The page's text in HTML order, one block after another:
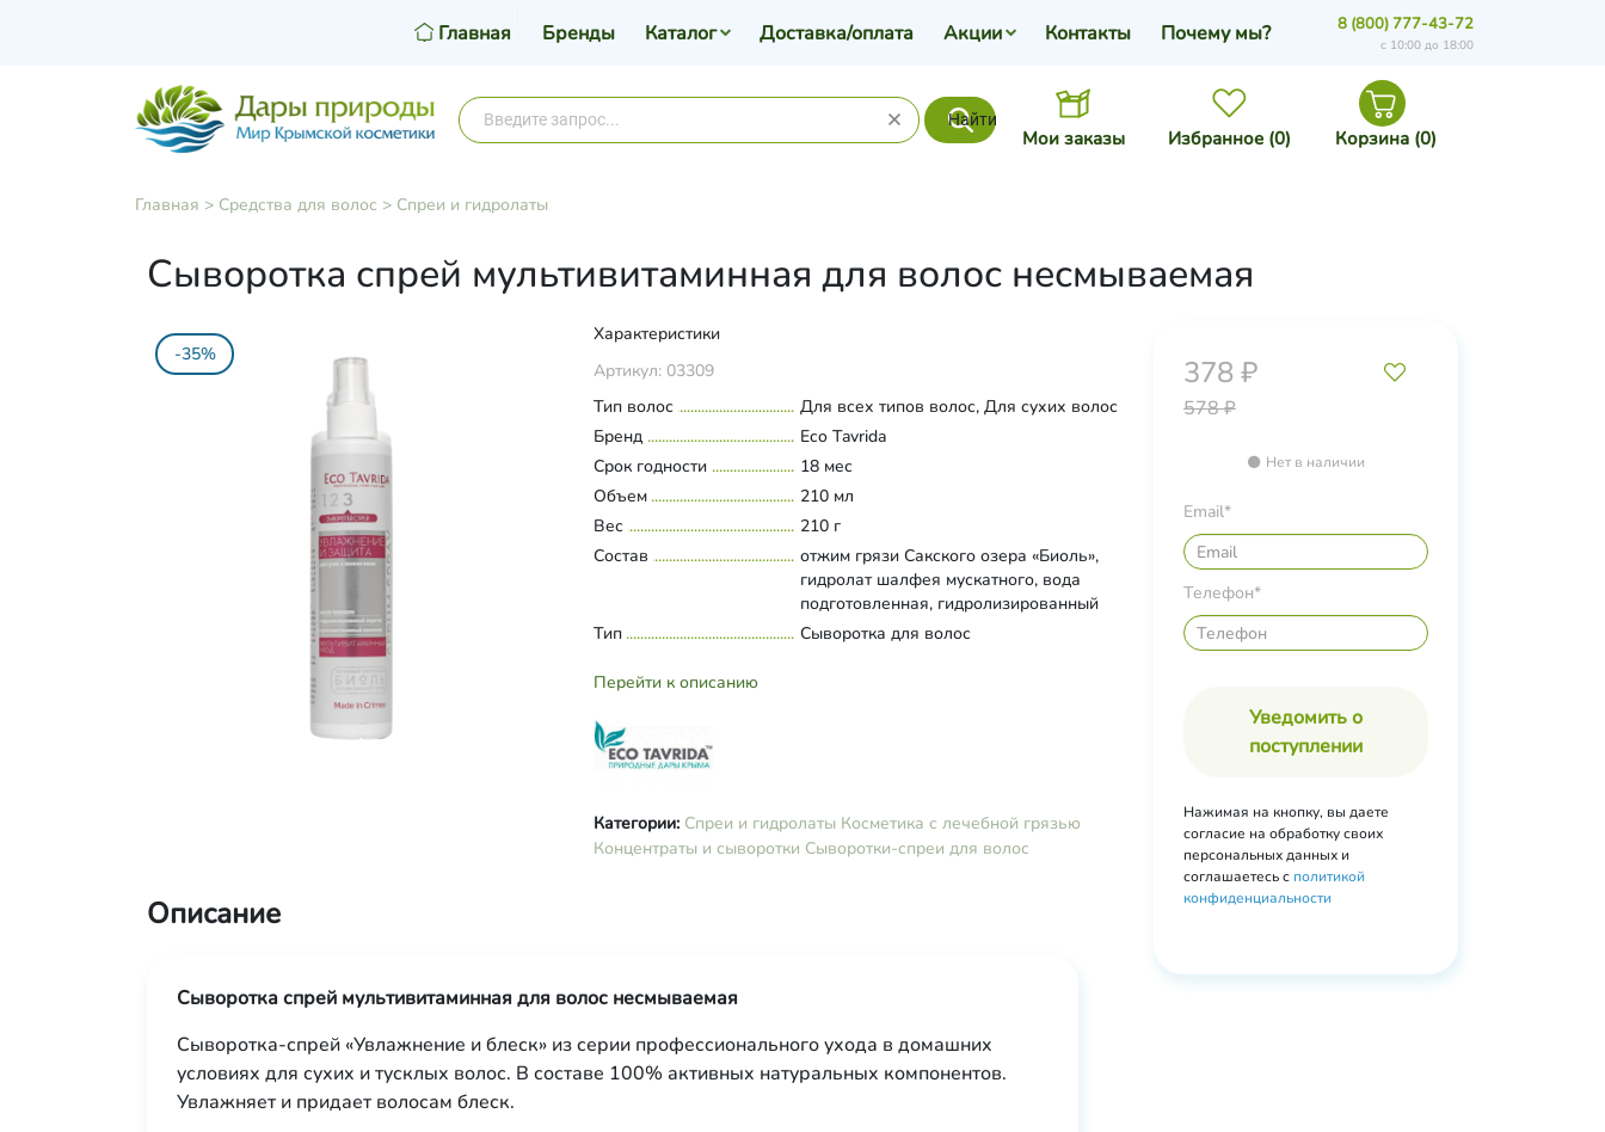
Найти
Мои заказы Избранное (0) Корзина (0)
Главная Бренды Каталог Доставка/оплата Акции Контакты Почему мы? 8 (800) 777-43-72
с 10:00 до 18:00
Главная > Средства для волос > Спреи и гидролаты
Сыворотка спрей мультивитаминная для волос несмываемая
-35%
Характеристики
Артикул: 03309
Тип волос
Для всех типов волос, Для сухих волос
Бренд
Eco Tavrida
Срок годности
18 мес
Объем
210 мл
Вес
210 г
Состав
отжим грязи Сакского озера «Биоль»,
гидролат шалфея мускатного, вода
подготовленная, гидролизированный
кератин, экстракт листьев красного
(консервант натурального
происхождения).
Развернуть состав
Тип Сыворотка для волос
Перейти к описанию
Категории: Спреи и гидролаты Косметика с лечебной грязью
Концентраты и сыворотки Сыворотки-спреи для волос
378 ₽
578 ₽
Нет в наличии
Email*
Телефон*
Уведомить о
поступлении
Нажимая на кнопку, вы даете
согласие на обработку своих
персональных данных и
соглашаетесь с политикой
конфиденциальности
Описание
Сыворотка спрей мультивитаминная для волос несмываемая
Сыворотка-спрей «Увлажнение и блеск» из серии профессионального ухода в домашних
условиях для сухих и тусклых волос. В составе 100% активных натуральных компонентов.
Увлажняет и придает волосам блеск.